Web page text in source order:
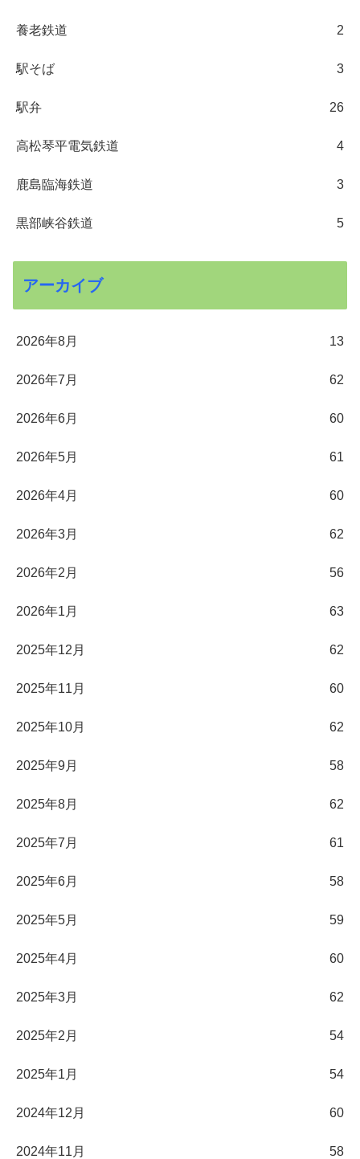
養老鉄道 2
駅そば 3
駅弁 26
高松琴平電気鉄道 4
鹿島臨海鉄道 3
黒部峡谷鉄道 5
アーカイブ
2026年8月 13
2026年7月 62
2026年6月 60
2026年5月 61
2026年4月 60
2026年3月 62
2026年2月 56
2026年1月 63
2025年12月 62
2025年11月 60
2025年10月 62
2025年9月 58
2025年8月 62
2025年7月 61
2025年6月 58
2025年5月 59
2025年4月 60
2025年3月 62
2025年2月 54
2025年1月 54
2024年12月 60
2024年11月 58